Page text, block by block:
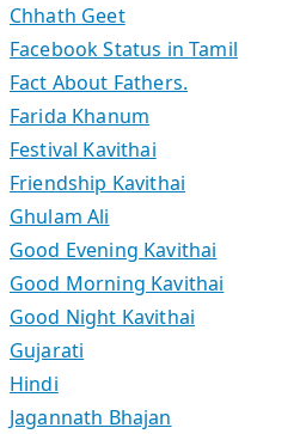
Chhath Geet
Facebook Status in Tamil
Fact About Fathers.
Farida Khanum
Festival Kavithai
Friendship Kavithai
Ghulam Ali
Good Evening Kavithai
Good Morning Kavithai
Good Night Kavithai
Gujarati
Hindi
Jagannath Bhajan